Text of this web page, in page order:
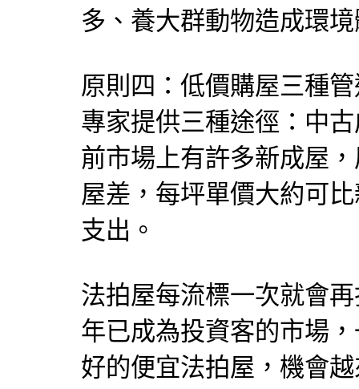
多、養大群動物造成環
原則四：低價購屋三種
專家提供三種途徑：中
前市場上有許多新成屋
屋差，每坪單價大約可
支出。
法拍屋每流標一次就會
年已成為投資客的市場
好的便宜法拍屋，機會